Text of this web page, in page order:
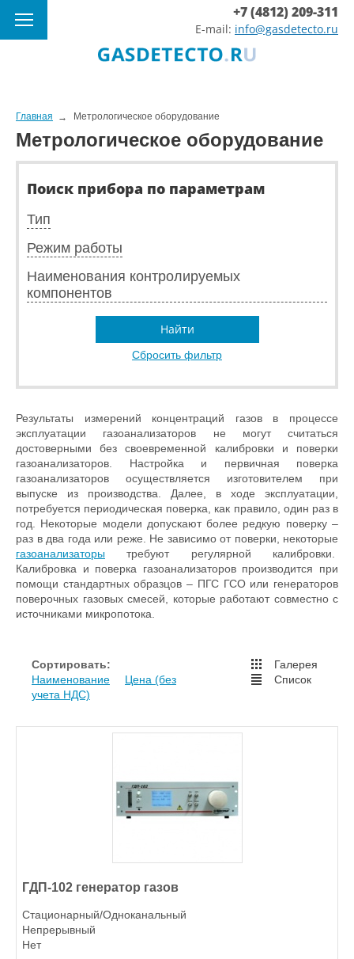
+7 (4812) 209-311
E-mail: info@gasdetecto.ru
Главная Метрологическое оборудование
Метрологическое оборудование
Поиск прибора по параметрам
Тип
Режим работы
Наименования контролируемых
компонентов
Найти
Сбросить фильтр
Результаты измерений концентраций газов в процессе
эксплуатации газоанализаторов не могут считаться
достоверными без своевременной калибровки и поверки
газоанализаторов. Настройка и первичная поверка
газоанализаторов осуществляется изготовителем при
выпуске из производства. Далее, в ходе эксплуатации,
потребуется периодическая поверка, как правило, один раз в
год. Некоторые модели допускают более редкую поверку –
раз в два года или реже. Не зависимо от поверки, некоторые
газоанализаторы требуют регулярной калибровки.
Калибровка и поверка газоанализаторов производится при
помощи стандартных образцов – ПГС ГСО или генераторов
поверочных газовых смесей, которые работают совместно с
источниками микропотока.
Сортировать:
Наименование
Цена (без
учета НДС)
Галерея
Список
ГДП-102 генератор газов
Стационарный/Одноканальный
Непрерывный
Нет